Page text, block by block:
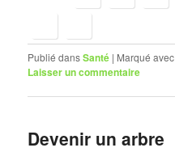
Publié dansSanté | Marqué avec
Laisser un commentaire
Devenir un arbre